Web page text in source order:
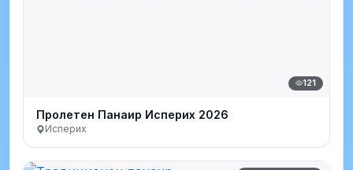
121
Пролетен Панаир Исперих 2026
Исперих